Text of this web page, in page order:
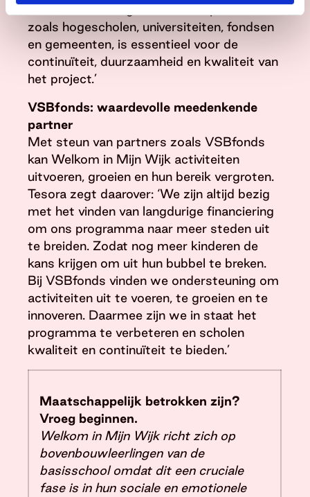
De samenwerking met diverse partners,
zoals hogescholen, universiteiten, fondsen
en gemeenten, is essentieel voor de
continuïteit, duurzaamheid en kwaliteit van
het project.’
VSBfonds: waardevolle meedenkende
partner
Met steun van partners zoals VSBfonds
kan Welkom in Mijn Wijk activiteiten
uitvoeren, groeien en hun bereik vergroten.
Tesora zegt daarover: ‘We zijn altijd bezig
met het vinden van langdurige financiering
om ons programma naar meer steden uit
te breiden. Zodat nog meer kinderen de
kans krijgen om uit hun bubbel te breken.
Bij VSBfonds vinden we ondersteuning om
activiteiten uit te voeren, te groeien en te
innoveren. Daarmee zijn we in staat het
programma te verbeteren en scholen
kwaliteit en continuïteit te bieden.’
Maatschappelijk betrokken zijn?
Vroeg beginnen.
Welkom in Mijn Wijk richt zich op
bovenbouwleerlingen van de
basisschool omdat dit een cruciale
fase is in hun sociale en emotionele